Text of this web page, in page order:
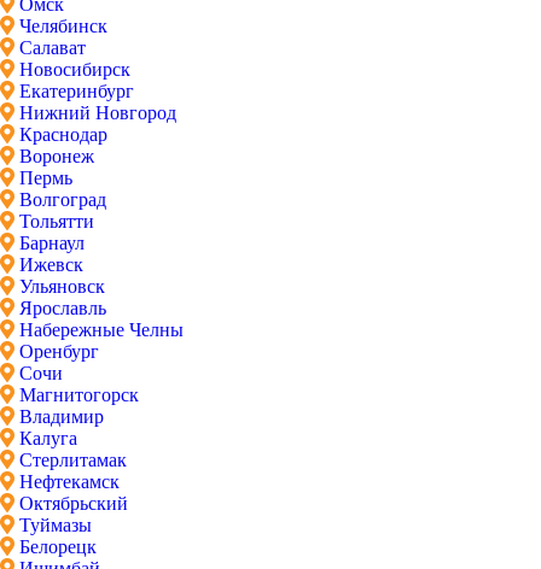
Омск
Челябинск
Салават
Новосибирск
Екатеринбург
Нижний Новгород
Краснодар
Воронеж
Пермь
Волгоград
Тольятти
Барнаул
Ижевск
Ульяновск
Ярославль
Набережные Челны
Оренбург
Сочи
Магнитогорск
Владимир
Калуга
Стерлитамак
Нефтекамск
Октябрьский
Туймазы
Белорецк